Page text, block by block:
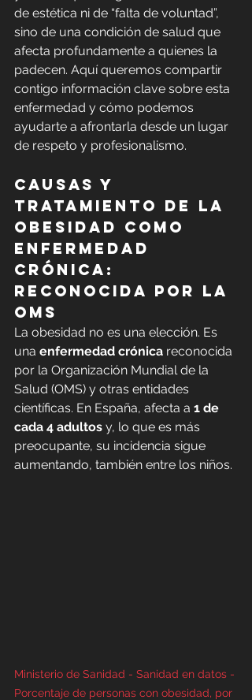
de estética ni de “falta de voluntad”,
sino de una condición de salud que
afecta profundamente a quienes la
padecen. Aquí queremos compartir
contigo información clave sobre esta
enfermedad y cómo podemos
ayudarte a afrontarla desde un lugar
de respeto y profesionalismo.
Causas y
tratamiento de la
obesidad como
enfermedad
crónica :
reconocida por la
OMS
La obesidad no es una elección. Es
una enfermedad crónica reconocida
por la Organización Mundial de la
Salud (OMS) y otras entidades
científicas. En España, afecta a 1 de
cada 4 adultos y, lo que es más
preocupante, su incidencia sigue
aumentando, también entre los niños.
Ministerio de Sanidad - Sanidad en datos -
Porcentaje de personas con obesidad, por